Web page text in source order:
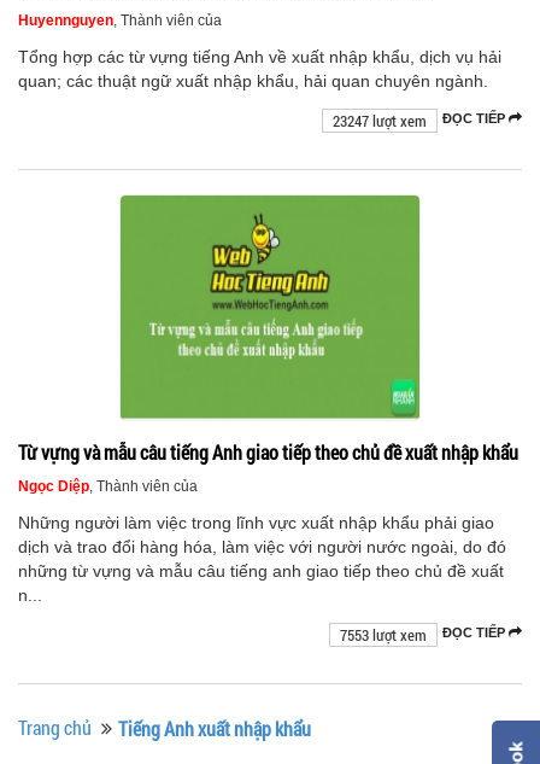
Huyennguyen , Thành viên của
Tổng hợp các từ vựng tiếng Anh về xuất nhập khẩu, dịch vụ hải
quan; các thuật ngữ xuất nhập khẩu, hải quan chuyên ngành.
ĐỌC TIẾP
23247 lượt xem
Từ vựng và mẫu câu tiếng Anh giao tiếp theo chủ đề xuất nhập khẩu
Ngọc Diệp , Thành viên của
Những người làm việc trong lĩnh vực xuất nhập khẩu phải giao
dịch và trao đổi hàng hóa, làm việc với người nước ngoài, do đó
những từ vựng và mẫu câu tiếng anh giao tiếp theo chủ đề xuất
n...
ĐỌC TIẾP
7553 lượt xem
Trang chủ Tiếng Anh xuất nhập khẩu